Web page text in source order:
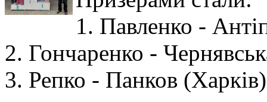
1. Павленко -
2. Гончаренко -
3. Репко - Панков